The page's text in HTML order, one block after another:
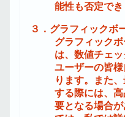
能性も否定でき
３．グラフィックボ
グラフィック
は、数値チェッ
ユーザーの皆
ります。また
する際には、
要となる場合